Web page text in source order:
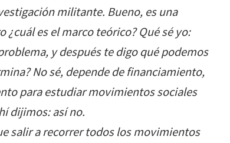
militante. Bueno, es una
¿cuál es el marco teórico? Qué sé yo:
y después te digo qué podemos
No sé, depende de financiamiento,
para estudiar movimientos sociales
dijimos: así no.
salir a recorrer todos los movimientos